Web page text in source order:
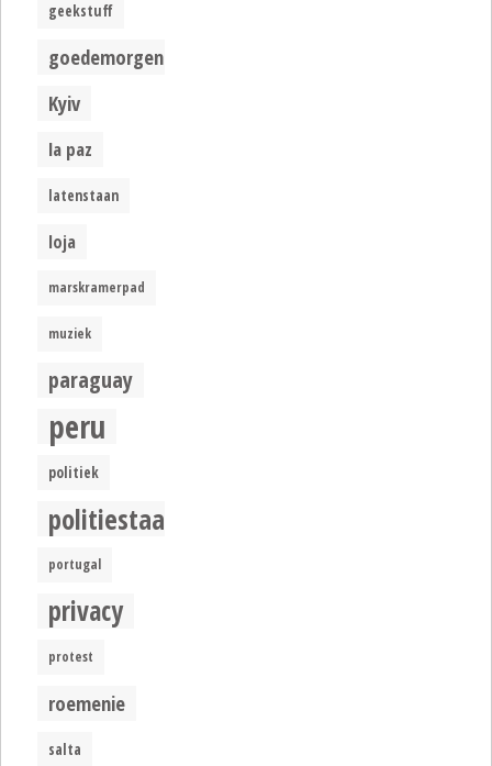
geekstuff
goedemorgen
Kyiv
la paz
latenstaan
loja
marskramerpad
muziek
paraguay
peru
politiek
politiestaat
portugal
privacy
protest
roemenie
salta